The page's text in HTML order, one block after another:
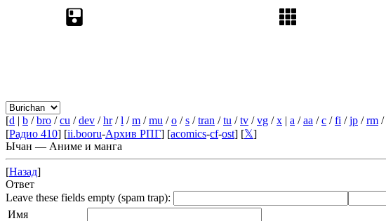
[d | b /bro /cu /dev /hr/l /m /mu /o /s /tran /tu /tv /vg /x | a /aa /c /fi /jp /rm /
[Радио 410] [ii.booru-Архив РПГ] [acomics-cf-ost] [𝕏]
Ычан — Аниме и манга
[Назад]
Ответ
Leave these fields empty (spam trap):
Имя